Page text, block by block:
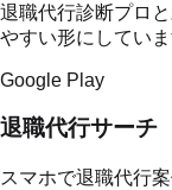
退職代行診断プロ
やすい形にしていま
Google Play
退職代行サーチ
スマホで退職代行